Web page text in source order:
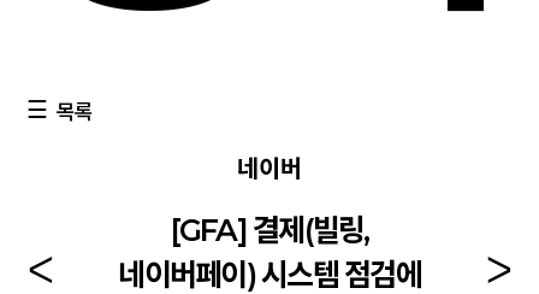
목록
네이버
[GFA] 결제(빌링,
네이버페이) 시스템 점검에